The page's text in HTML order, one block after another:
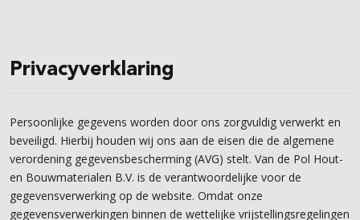
Privacyverklaring
Persoonlijke gegevens worden door ons zorgvuldig verwerkt en
beveiligd. Hierbij houden wij ons aan de eisen die de algemene
verordening gegevensbescherming (AVG) stelt. Van de Pol Hout-
en Bouwmaterialen B.V. is de verantwoordelijke voor de
gegevensverwerking op de website. Omdat onze
gegevensverwerkingen binnen de wettelijke vrijstellingsregelingen